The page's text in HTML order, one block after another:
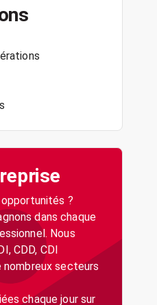
opportunités ?
dans chaque
Nous
CDD, CDI
secteurs
chaque jour sur